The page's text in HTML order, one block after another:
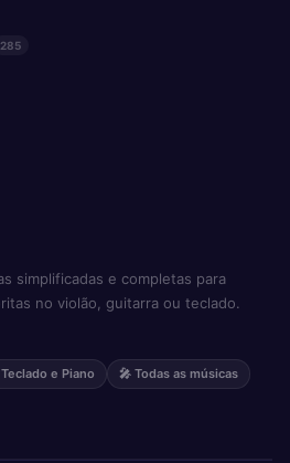
285
simplificadas e completas para
no violão, guitarra ou teclado.
e Piano
🎤 Todas as músicas